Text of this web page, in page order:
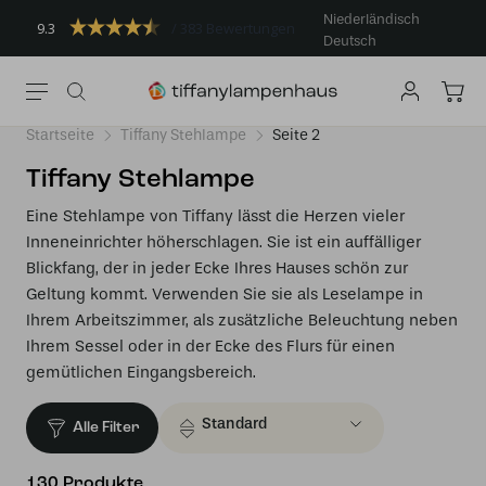
9.3
Niederländisch
Deutsch
Startseite Tiffany Stehlampe Seite 2
Tiffany Stehlampe
Eine Stehlampe von Tiffany lässt die Herzen vieler
Inneneinrichter höherschlagen. Sie ist ein auffälliger
Blickfang, der in jeder Ecke Ihres Hauses schön zur
Geltung kommt. Verwenden Sie sie als Leselampe in
Ihrem Arbeitszimmer, als zusätzliche Beleuchtung neben
Ihrem Sessel oder in der Ecke des Flurs für einen
gemütlichen Eingangsbereich.
Alle Filter